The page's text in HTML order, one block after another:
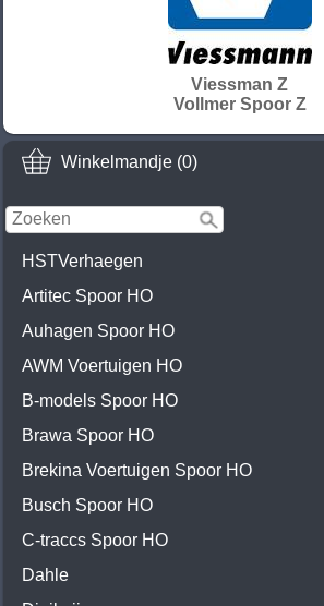
Winkelmandje (0)
HSTVerhaegen
Artitec Spoor HO
Auhagen Spoor HO
AWM Voertuigen HO
B-models Spoor HO
Brawa Spoor HO
Brekina Voertuigen Spoor HO
Busch Spoor HO
C-traccs Spoor HO
Dahle
Viessman Z
Vollmer Spoor Z